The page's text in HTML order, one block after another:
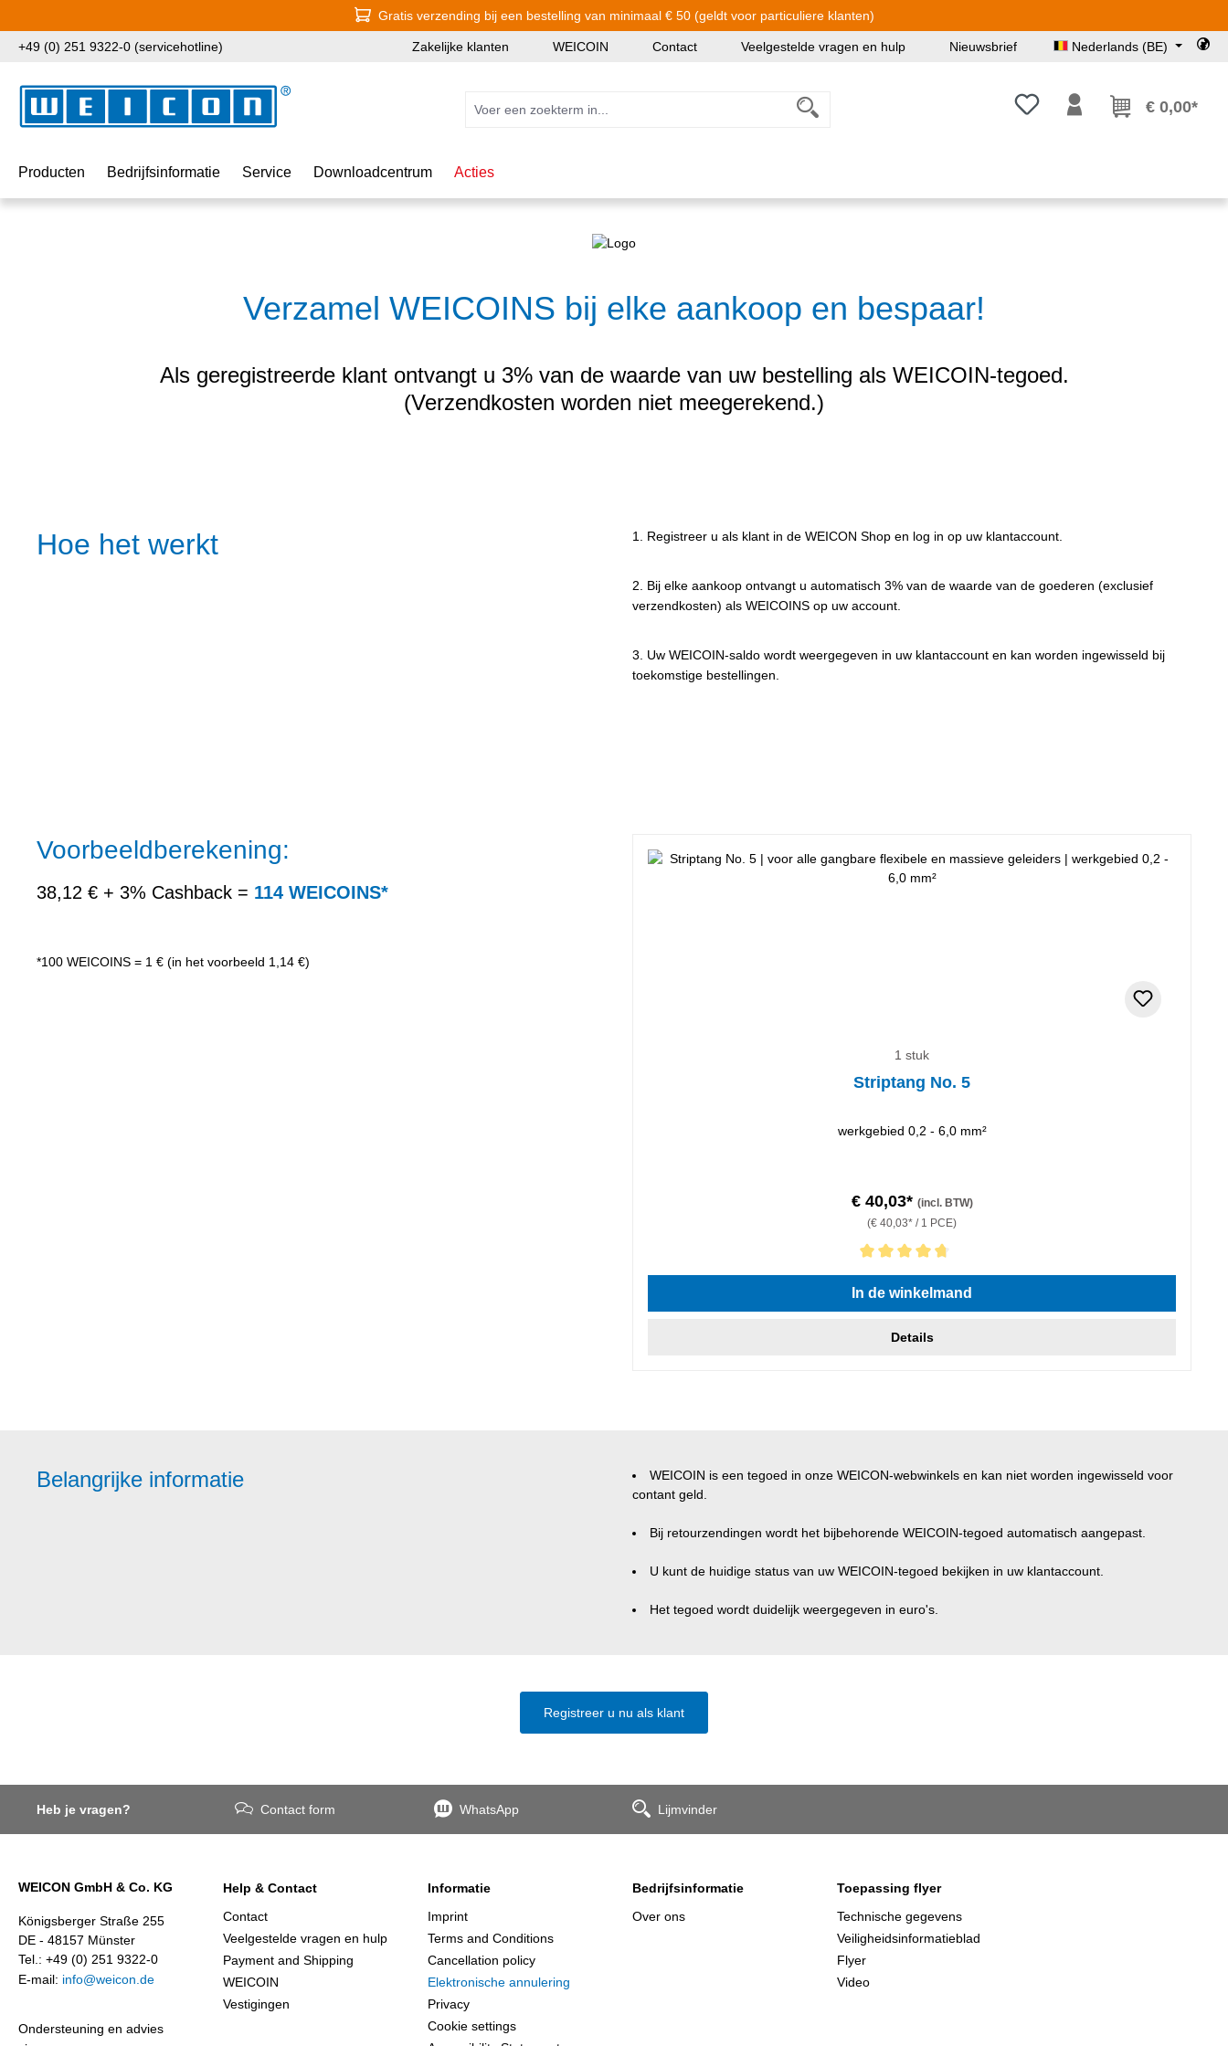
Gratis verzending bij een bestelling van minimaal € 50 (geldt voor particuliere klanten)
+49 (0) 251 9322-0 (servicehotline) Zakelijke klanten WEICOIN Contact Veelgestelde vragen en hulp Nieuwsbrief Nederlands (BE)
Je hebt 0 items op je€ 0,00*
Producten Bedrijfsinformatie Service Downloadcentrum Acties
Verzamel WEICOINS bij elke aankoop en bespaar!
Als geregistreerde klant ontvangt u 3% van de waarde van uw bestelling als WEICOIN-tegoed.
(Verzendkosten worden niet meegerekend.)
Hoe het werkt 1. Registreer u als klant in de WEICON Shop en log in op uw klantaccount.
2. Bij elke aankoop ontvangt u automatisch 3% van de waarde van de goederen (exclusief
verzendkosten) als WEICOINS op uw account.
3. Uw WEICOIN-saldo wordt weergegeven in uw klantaccount en kan worden ingewisseld bij
toekomstige bestellingen.
Voorbeeldberekening:
38,12 € + 3% Cashback = 114 WEICOINS*
*100 WEICOINS = 1 € (in het voorbeeld 1,14 €)
1 stuk
Striptang No. 5
werkgebied 0,2 - 6,0 mm²
€ 40,03* (incl. BTW)
(€ 40,03* / 1 PCE)
Gemiddelde waardering van 4.86 van 5 sterren
In de winkelmand
Details
Belangrijke informatie
WEICOIN is een tegoed in onze WEICON-webwinkels en kan niet worden ingewisseld voor
contant geld.
Bij retourzendingen wordt het bijbehorende WEICOIN-tegoed automatisch aangepast.
U kunt de huidige status van uw WEICOIN-tegoed bekijken in uw klantaccount.
Het tegoed wordt duidelijk weergegeven in euro's.
Registreer u nu als klant
Heb je vragen? Contact form WhatsApp Lijmvinder
WEICON GmbH & Co. KG
Königsberger Straße 255
DE - 48157 Münster
Tel.: +49 (0) 251 9322-0
E-mail: info@weicon.de
Ondersteuning en advies
Help & Contact
Contact
Veelgestelde vragen en hulp
Payment and Shipping
WEICOIN
Vestigingen
Informatie
Imprint
Terms and Conditions
Cancellation policy
Elektronische annulering
Privacy
Cookie settings
Bedrijfsinformatie
Over ons
Toepassing flyer
Technische gegevens
Veiligheidsinformatieblad
Flyer
Video